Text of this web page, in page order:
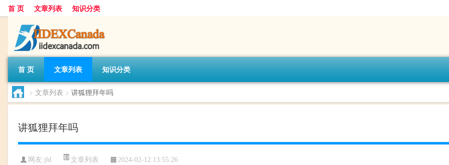
首 页 文章列表 知识分类
首 页 文章列表 知识分类
> 文章列表 > 讲狐狸拜年吗
讲狐狸拜年吗
网友:jhl 文章列表 2024-02-12 13:55:26